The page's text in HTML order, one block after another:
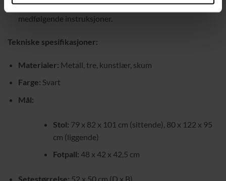
Enkel montering:Monteres raskt og enkelt med
medfølgende instruksjoner.
Tekniske spesifikasjoner:
Materialer: Metall, tre, kunstlær, skum
Farge: Svart
Mål:
Stol: 79 x 82 x 101 cm (sittende), 80 x 122 x 95
cm (liggende)
Fotpall: 48 x 42 x 42,5 cm
Setestørrelse: 52 x 50 cm (D x B)